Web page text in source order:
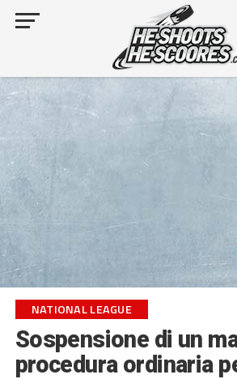
NATIONAL LEAGUE
Sospensione di un
procedura ordinaria